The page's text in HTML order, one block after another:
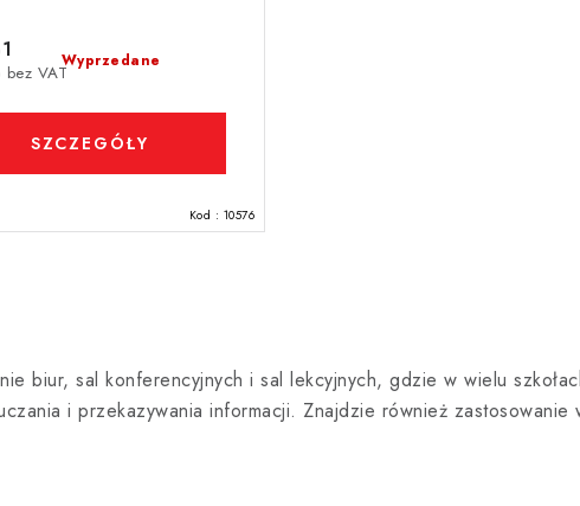
Wyprzedane
bez VAT
SZCZEGÓŁY
Kod : 10576
biur, sal konferencyjnych i sal lekcyjnych, gdzie w wielu
i przekazywania informacji. Znajdzie również